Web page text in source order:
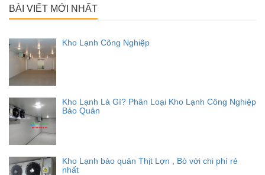
BÀI VIẾT MỚI NHẤT
Kho Lạnh Công Nghiệp
Kho Lạnh Là Gì? Phân Loại Kho Lạnh Công Nghiệp
Bảo Quản
Kho Lạnh bảo quản Thịt Lợn , Bò với chi phí rẻ
nhất